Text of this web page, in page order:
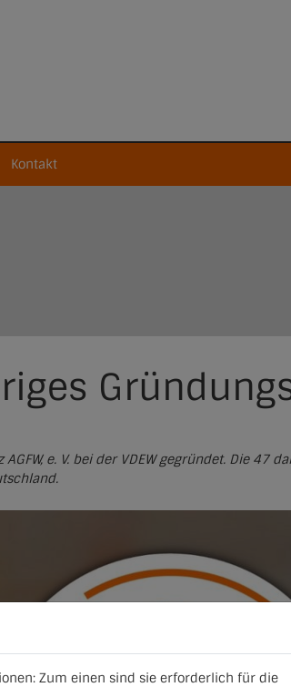
Kontakt
e. V. bei der VDEW gegründet. Die 47
Zum einen sind sie erforderlich für die